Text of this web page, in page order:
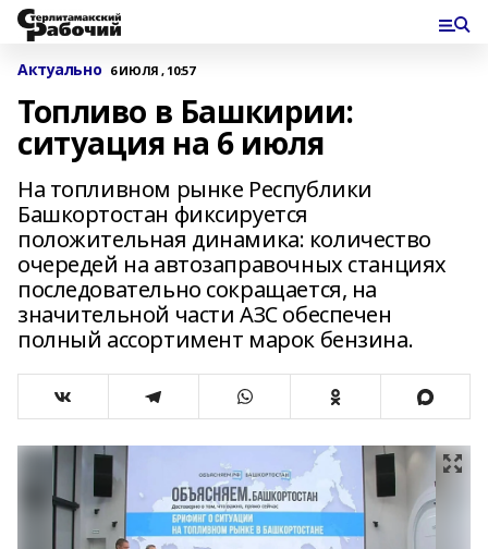
Актуально 6 ИЮЛЯ , 10:57
Топливо в Башкирии:
ситуация на 6 июля
На топливном рынке Республики
Башкортостан фиксируется
положительная динамика: количество
очередей на автозаправочных станциях
последовательно сокращается, на
значительной части АЗС обеспечен
полный ассортимент марок бензина.